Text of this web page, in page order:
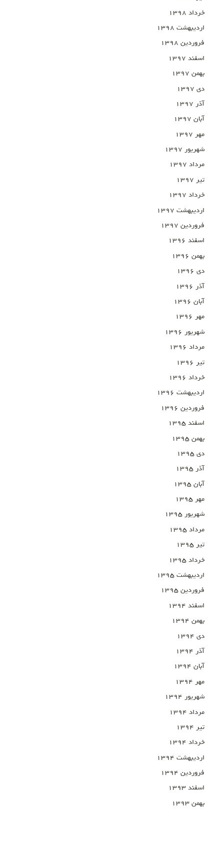
خرداد ۱۳۹۸
اردیبهشت ۱۳۹۸
فروردین ۱۳۹۸
اسفند ۱۳۹۷
بهمن ۱۳۹۷
دی ۱۳۹۷
آذر ۱۳۹۷
آبان ۱۳۹۷
مهر ۱۳۹۷
شهریور ۱۳۹۷
مرداد ۱۳۹۷
تیر ۱۳۹۷
خرداد ۱۳۹۷
اردیبهشت ۱۳۹۷
فروردین ۱۳۹۷
اسفند ۱۳۹۶
بهمن ۱۳۹۶
دی ۱۳۹۶
آذر ۱۳۹۶
آبان ۱۳۹۶
مهر ۱۳۹۶
شهریور ۱۳۹۶
مرداد ۱۳۹۶
تیر ۱۳۹۶
خرداد ۱۳۹۶
اردیبهشت ۱۳۹۶
فروردین ۱۳۹۶
اسفند ۱۳۹۵
بهمن ۱۳۹۵
دی ۱۳۹۵
آذر ۱۳۹۵
آبان ۱۳۹۵
مهر ۱۳۹۵
شهریور ۱۳۹۵
مرداد ۱۳۹۵
تیر ۱۳۹۵
خرداد ۱۳۹۵
اردیبهشت ۱۳۹۵
فروردین ۱۳۹۵
اسفند ۱۳۹۴
بهمن ۱۳۹۴
دی ۱۳۹۴
آذر ۱۳۹۴
آبان ۱۳۹۴
مهر ۱۳۹۴
شهریور ۱۳۹۴
مرداد ۱۳۹۴
تیر ۱۳۹۴
خرداد ۱۳۹۴
اردیبهشت ۱۳۹۴
فروردین ۱۳۹۴
اسفند ۱۳۹۳
بهمن ۱۳۹۳